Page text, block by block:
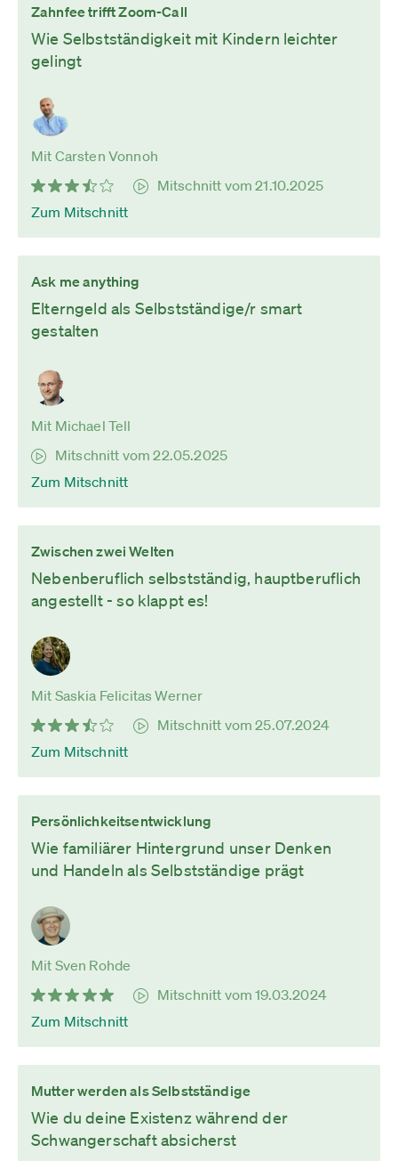
Zahnfee trifft Zoom-Call
Wie Selbstständigkeit mit Kindern leichter
gelingt
Mit Carsten Vonnoh
Mitschnitt vom 21.10.2025
Zum Mitschnitt
Ask me anything
Elterngeld als Selbstständige/r smart
gestalten
Mit Michael Tell
Mitschnitt vom 22.05.2025
Zum Mitschnitt
Zwischen zwei Welten
Nebenberuflich selbstständig, hauptberuflich
angestellt - so klappt es!
Mit Saskia Felicitas Werner
Mitschnitt vom 25.07.2024
Zum Mitschnitt
Persönlichkeitsentwicklung
Wie familiärer Hintergrund unser Denken
und Handeln als Selbstständige prägt
Mit Sven Rohde
Mitschnitt vom 19.03.2024
Zum Mitschnitt
Mutter werden als Selbstständige
Wie du deine Existenz während der
Schwangerschaft absicherst